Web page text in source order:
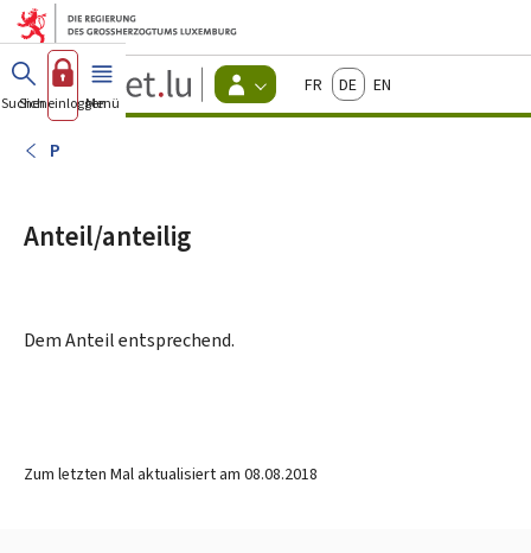
Zum Hauptmenü
Zum Inhalt
Guichet.lu
Changer
d'espace
FrançaisDeutschEnglish
Suchen
Sich einloggen
Menü Haupt-
P
Anteil/anteilig
Dem Anteil entsprechend.
Zum letzten Mal aktualisiert am 08.08.2018